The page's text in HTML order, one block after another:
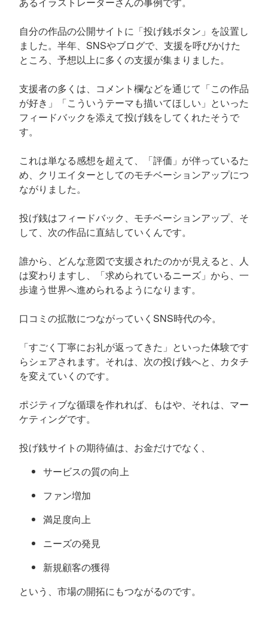
自分の作品の公開サイトに「投げ銭ボタン」を設置し
ました。半年、SNSやブログで、支援を呼びかけた
ところ、予想以上に多くの支援が集まりました。
支援者の多くは、コメント欄などを通じて「この作品
が好き」「こういうテーマも描いてほしい」といった
フィードバックを添えて投げ銭をしてくれたそうで
す。
これは単なる感想を超えて、「評価」が伴っているた
め、クリエイターとしてのモチベーションアップにつ
ながりました。
投げ銭はフィードバック、モチベーションアップ、そ
して、次の作品に直結していくんです。
誰から、どんな意図で支援されたのかが見えると、人
は変わりますし、「求められているニーズ」から、一
歩違う世界へ進められるようになります。
口コミの拡散につながっていくSNS時代の今。
「すごく丁寧にお礼が返ってきた」といった体験です
らシェアされます。それは、次の投げ銭へと、カタチ
を変えていくのです。
ポジティブな循環を作れれば、もはや、それは、マー
ケティングです。
投げ銭サイトの期待値は、お金だけでなく、
サービスの質の向上
ファン増加
満足度向上
ニーズの発見
新規顧客の獲得
という、市場の開拓にもつながるのです。